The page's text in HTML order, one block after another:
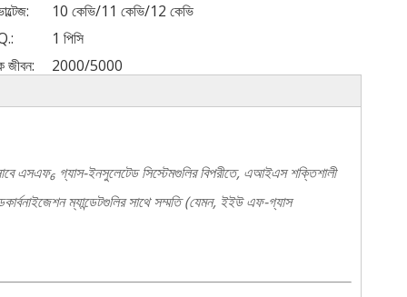
10 কেভি/11 কেভি/12 কেভি
1 পিসি
জীবন:
2000/5000
এসএফ₆ গ্যাস-ইনসুলেটেড সিস্টেমগুলির বিপরীতে, এআইএস শক্তিশালী
ম্যান্ডেটগুলির সাথে সম্মতি (যেমন, ইইউ এফ-গ্যাস